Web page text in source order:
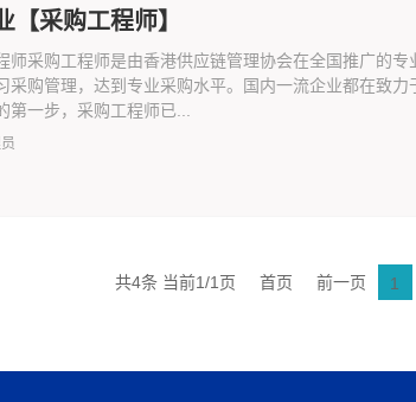
【采购工程师】
师采购工程师是由香港供应链管理协会在全国推广的
采购管理，达到专业采购水平。国内一流企业都在致
第一步，采购工程师已...
共4条 当前1/1页 首页 前一页 1